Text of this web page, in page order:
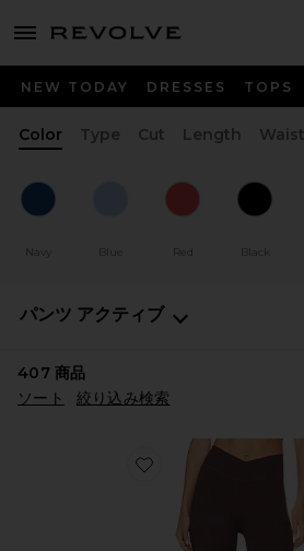
menu - shows more content
NEW TODAY DRESSES TOPS
Color Type Cut Length Waist
Navy Blue Red Black
パンツ アクティブ
407商品
ソート
絞り込み検索
Favorite V レギンス